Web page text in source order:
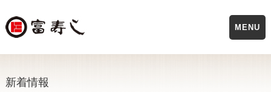
新着情報
MENU